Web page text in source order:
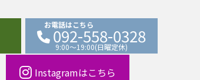
お電話はこちら
092-558-0328
9:00～19:00(日曜定休)
Instagramはこちら